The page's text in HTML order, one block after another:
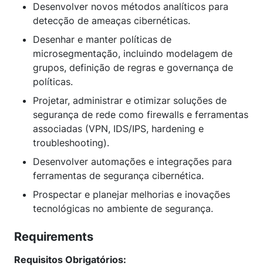
Desenvolver novos métodos analíticos para
detecção de ameaças cibernéticas.
Desenhar e manter políticas de
microsegmentação, incluindo modelagem de
grupos, definição de regras e governança de
políticas.
Projetar, administrar e otimizar soluções de
segurança de rede como firewalls e ferramentas
associadas (VPN, IDS/IPS, hardening e
troubleshooting).
Desenvolver automações e integrações para
ferramentas de segurança cibernética.
Prospectar e planejar melhorias e inovações
tecnológicas no ambiente de segurança.
Requirements
Requisitos Obrigatórios: